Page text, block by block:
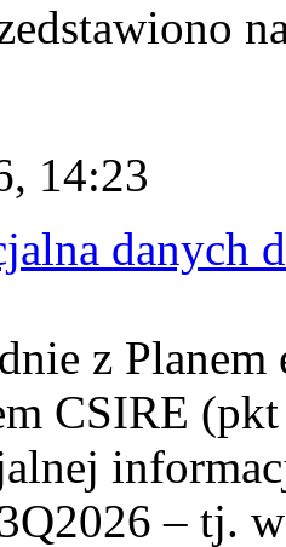
14:23
danych
z
CSIRE
– tj.